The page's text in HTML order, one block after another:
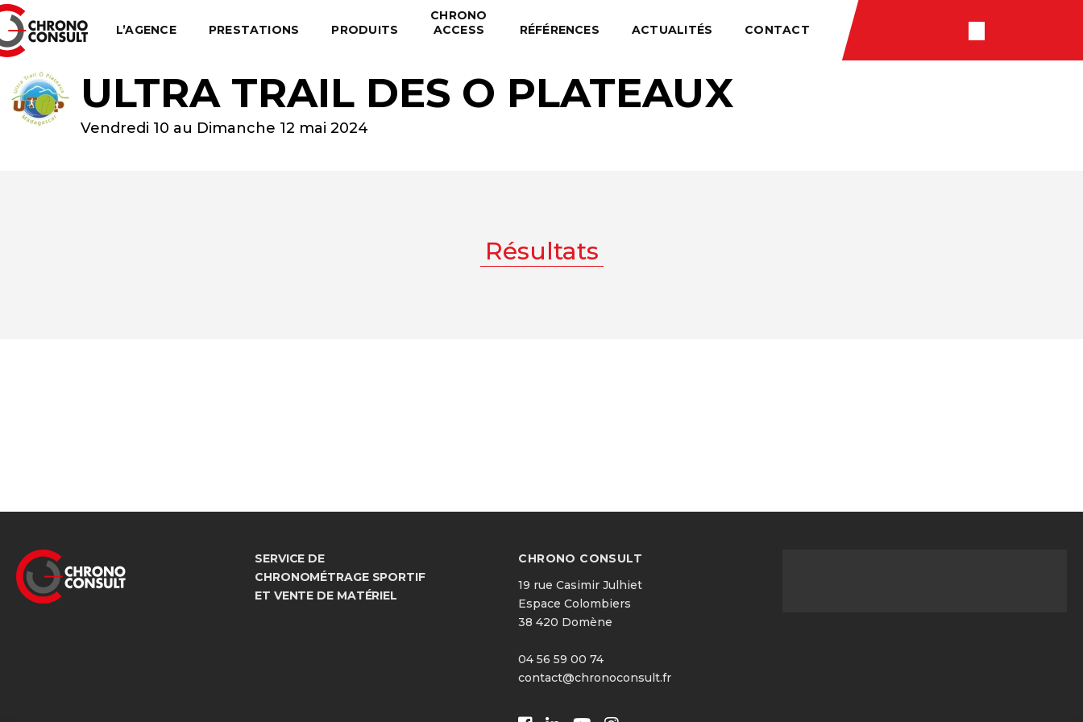
L’AGENCE PRESTATIONS PRODUITS
CHRONO
ACCESS
RÉFÉRENCES ACTUALITÉS CONTACT
ULTRA TRAIL DES O PLATEAUX
Vendredi 10 au Dimanche 12 mai 2024
Résultats
SERVICE DE
CHRONOMÉTRAGE SPORTIF
ET VENTE DE MATÉRIEL
CHRONO CONSULT
19 rue Casimir Julhiet
Espace Colombiers
38 420 Domène
04 56 59 00 74
contact@chronoconsult.fr